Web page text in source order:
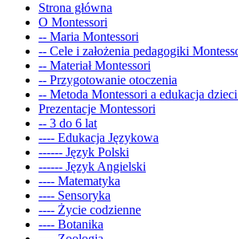
Strona główna
O Montessori
-- Maria Montessori
-- Cele i założenia pedagogiki
-- Materiał Montessori
-- Przygotowanie otoczenia
-- Metoda Montessori a edukacja
Prezentacje Montessori
-- 3 do 6 lat
---- Edukacja Językowa
------ Język Polski
------ Język Angielski
---- Matematyka
---- Sensoryka
---- Życie codzienne
---- Botanika